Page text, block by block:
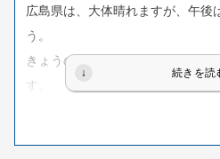
広島県は、大体晴れますが、午後
う。
きょうの日中の最高気温は34度か
す。
きのうより1度から2度ほど低い